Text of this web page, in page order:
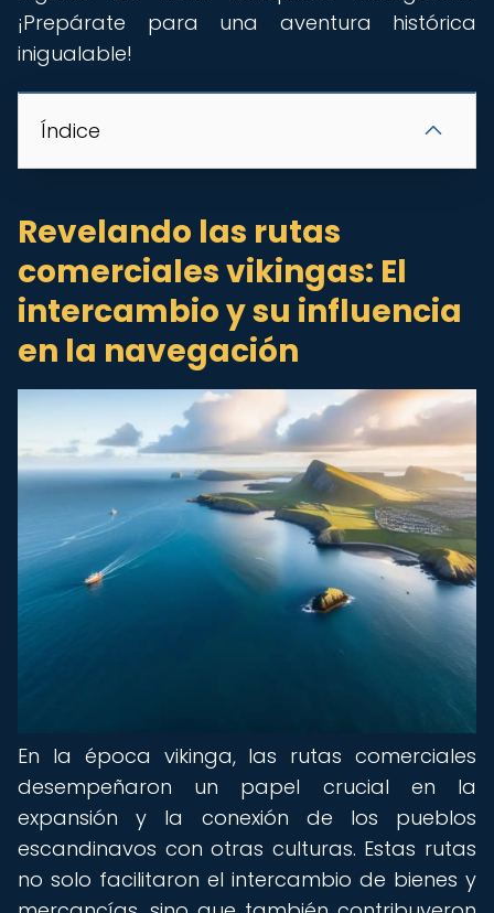
¡Prepárate para una aventura histórica
inigualable!
Índice
Revelando las rutas
comerciales vikingas: El
intercambio y su influencia
en la navegación
En la época vikinga, las rutas comerciales
desempeñaron un papel crucial en la
expansión y la conexión de los pueblos
escandinavos con otras culturas. Estas rutas
no solo facilitaron el intercambio de bienes y